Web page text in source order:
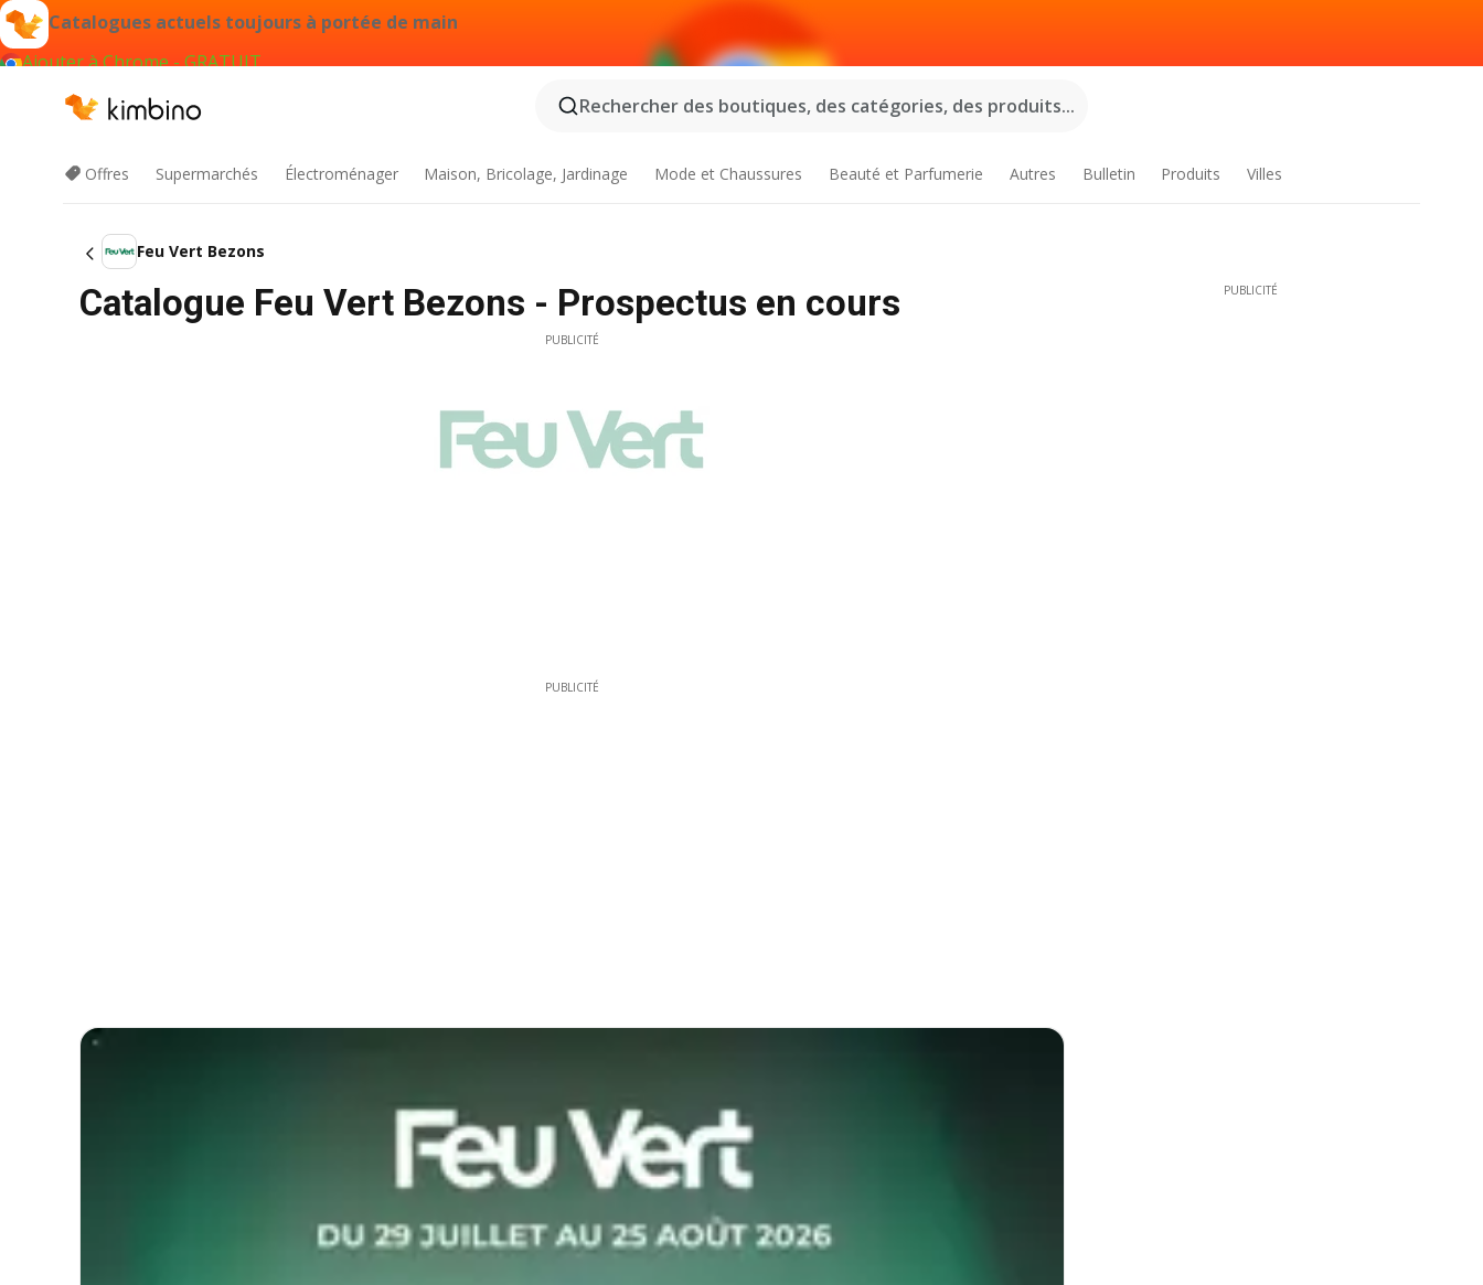
Catalogues actuels toujours à portée de main
Ajouter à Chrome - GRATUIT
Rechercher des boutiques, des catégories, des produits...
Offres Supermarchés Électroménager Maison, Bricolage, Jardinage Mode et Chaussures Beauté et Parfumerie Autres Bulletin Produits Villes
Feu Vert Bezons
Catalogue Feu Vert Bezons - Prospectus en cours
PUBLICITÉ
PUBLICITÉ
PUBLICITÉ